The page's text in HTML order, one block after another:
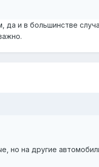
и в большинстве
но на другие